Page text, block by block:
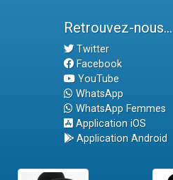
Retrouvez-nous...
Twitter
Facebook
YouTube
WhatsApp
WhatsApp Femmes
Application iOS
Application Android